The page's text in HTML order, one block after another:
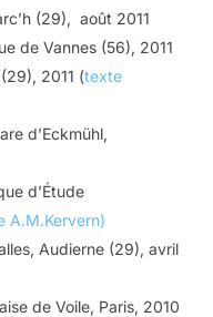
(29), août 2011
de Vannes (56), 2011
2011 (texte
d’Eckmühl,
d’Étude
A.M.Kervern)
Audierne (29), avril
de Voile, Paris, 2010